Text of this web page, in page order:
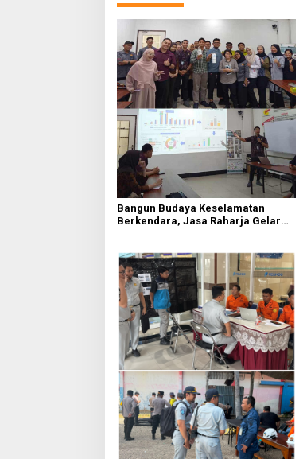
Bangun Budaya Keselamatan
Berkendara, Jasa Raharja Gelar